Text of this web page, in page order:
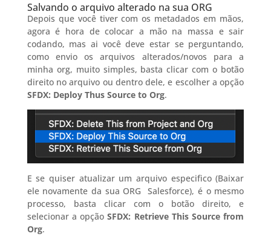
Salvando o arquivo alterado na sua ORG
Depois que você tiver com os metadados em mãos,
agora é hora de colocar a mão na massa e sair
codando, mas ai você deve estar se perguntando,
como envio os arquivos alterados/novos para a
minha org, muito simples, basta clicar com o botão
direito no arquivo ou dentro dele, e escolher a opção
SFDX: Deploy Thus Source to Org.
E se quiser atualizar um arquivo especifico (Baixar
ele novamente da sua ORG Salesforce), é o mesmo
processo, basta clicar com o botão direito, e
selecionar a opçãoSFDX: Retrieve This Source from
Org.